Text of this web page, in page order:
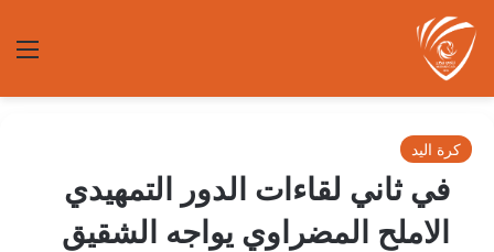
كرة اليد
في ثاني لقاءات الدور التمهيدي
الاملح المضراوي يواجه الشقيق